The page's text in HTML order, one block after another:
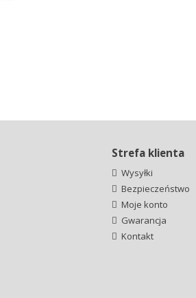
Strefa klienta
Wysyłki
Bezpieczeństwo
Moje konto
Gwarancja
Kontakt